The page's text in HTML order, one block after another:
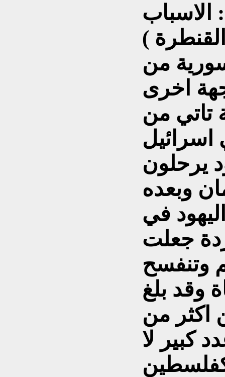
الاسباب :
( ان فلسطين كانت بمثابة القنطرة
من
اخرى
تاتي من
اسرائيل
يرحلون
وبعده )
في
جعلت
وتنفسح
وقد بلغ
اكثر من
كبير لا
كفلسطين